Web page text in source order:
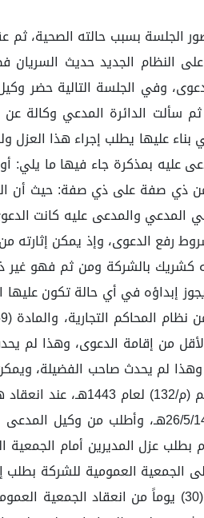
الجلسة بسبب حالته الصحية، ثم
النظام الجديد حديث السريان
وفي الجلسة التالية حضر
سألت الدائرة المدعي وكالة
عليها يطلب إجراء هذا العزل
عليه بمذكرة جاء فيها ما يلي:
ذي صفة على ذي صفة: حيث أن
المدعي والمدعى عليه كانت
الدعوى، وإذ يمكن إثارته
كشريك بالشركة ومن ثم فهو
نصا على وجوب إخطار المدعى عليه كتابة بأداء الحق المدعى به قبل (15) يوماً
بتاريخ 26/5/1444هـ أنني قد اعتذرت أكثر من مرة..!! وهذا
خلال ملف الدعوى وحضور الجلسات، مما يثبت عدم صحة ما
وطبق، فالنظام حدد موعد سريانه (180) يوم، ومن ثم بداية سريانه بتاريخ 1/6/
كان سبق له أن تقدم بطلب عزل المديرين
بالضبط بالجلسة رقم 4 بتاريخ 28/4/1444هـ، وقال إنه احتكم
وأن الجمعية لم تعقد وأن الرئيس يمنع من انعقاد الجمعية العمومية... وهذا الكلام غير